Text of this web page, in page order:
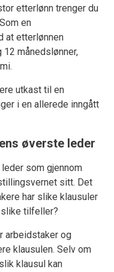
etterlønn trenger du
en
at etterlønnen
månedslønner,
utkast til en
i en allerede inngått
øverste leder
som gjennom
sitt. Det
har slike klausuler
slike tilfeller?
arbeidstaker og
klausulen. Selv om
klausul kan